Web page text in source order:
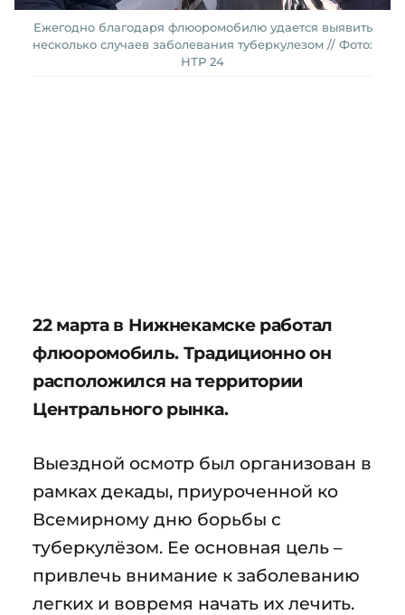
Ежегодно благодаря флюоромобилю удается выявить
несколько случаев заболевания туберкулезом // Фото:
НТР 24
22 марта в Нижнекамске работал
флюоромобиль. Традиционно он
расположился на территории
Центрального рынка.
Выездной осмотр был организован в
рамках декады, приуроченной ко
Всемирному дню борьбы с
туберкулёзом. Ее основная цель –
привлечь внимание к заболеванию
легких и вовремя начать их лечить.